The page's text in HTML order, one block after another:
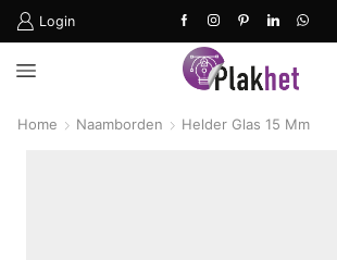
Login
Home Naamborden Helder Glas 15 Mm